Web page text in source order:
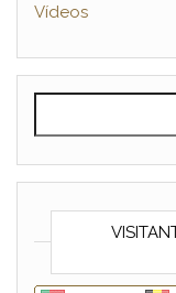
Vídeos